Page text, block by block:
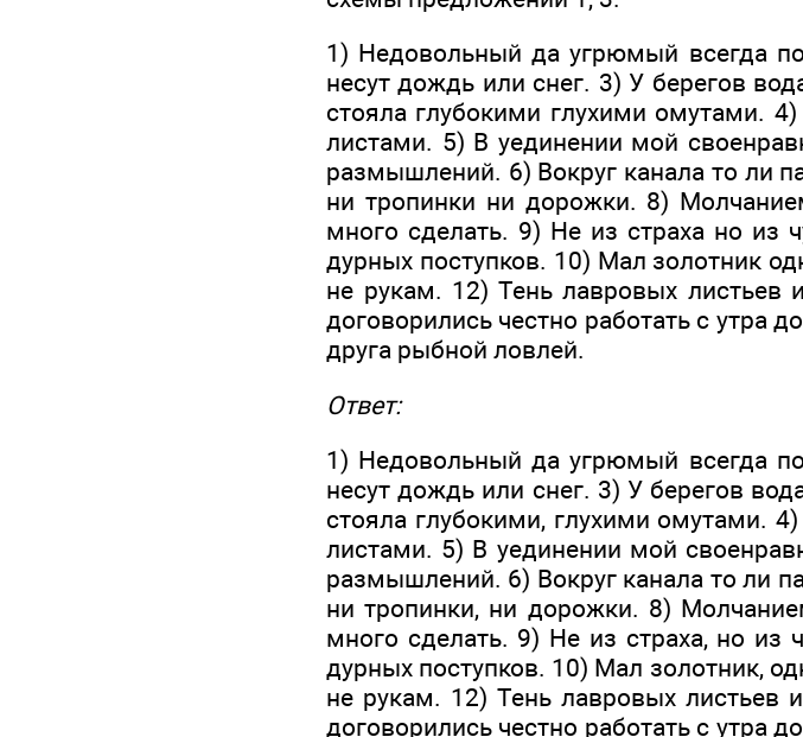
1) Недовольный да угрюмый всегда
несут дождь или снег. 3) У берегов
стояла глубокими глухими омутами.
листами. 5) В уединении мой
размышлений. 6) Вокруг канала то ли
ни тропинки ни дорожки. 8)
много сделать. 9) Не из страха но из
дурных поступков. 10) Мал золотник
не рукам. 12) Тень лавровых
договорились честно работать с утра
друга рыбной ловлей.
Ответ:
1) Недовольный да угрюмый всегда
несут дождь или снег. 3) У берегов
стояла глубокими, глухими омутами.
листами. 5) В уединении мой
размышлений. 6) Вокруг канала то ли
ни тропинки, ни дорожки. 8)
много сделать. 9) Не из страха, но из
дурных поступков. 10) Мал золотник,
не рукам. 12) Тень лавровых листьев
договорились честно работать с утра